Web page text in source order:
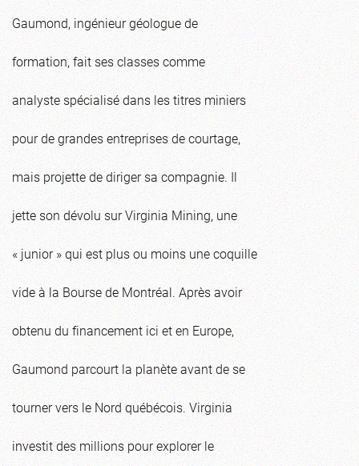
Gaumond, ingénieur géologue de
formation, fait ses classes comme
analyste spécialisé dans les titres miniers
pour de grandes entreprises de courtage,
mais projette de diriger sa compagnie. Il
jette son dévolu sur Virginia Mining, une
« junior » qui est plus ou moins une coquille
vide à la Bourse de Montréal. Après avoir
obtenu du financement ici et en Europe,
Gaumond parcourt la planète avant de se
tourner vers le Nord québécois. Virginia
investit des millions pour explorer le